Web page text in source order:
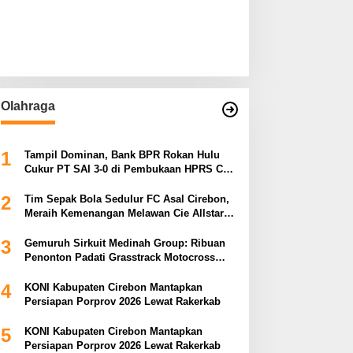
Olahraga
1
Tampil Dominan, Bank BPR Rokan Hulu
Cukur PT SAI 3-0 di Pembukaan HPRS Cup
2
Tim Sepak Bola Sedulur FC Asal Cirebon,
Meraih Kemenangan Melawan Cie Allstars
Tangerang
3
Gemuruh Sirkuit Medinah Group: Ribuan
Penonton Padati Grasstrack Motocross
4
KONI Kabupaten Cirebon Mantapkan
Persiapan Porprov 2026 Lewat Rakerkab
5
KONI Kabupaten Cirebon Mantapkan
Persiapan Porprov 2026 Lewat Rakerkab